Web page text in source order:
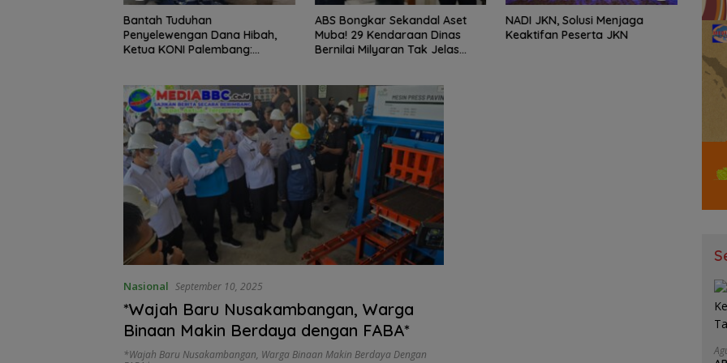
Bantah Tuduhan
Penyelewengan Dana Hibah,
Ketua KONI Palembang:
ABS Bongkar Sekandal Aset
Muba! 29 Kendaraan Dinas
Bernilai Milyaran Tak Jelas
NADI JKN, Solusi Menjaga
Keaktifan Peserta JKN
Nasional September 10, 2025
*Wajah Baru Nusakambangan, Warga
Binaan Makin Berdaya dengan FABA*
*Wajah Baru Nusakambangan, Warga Binaan Makin Berdaya Dengan